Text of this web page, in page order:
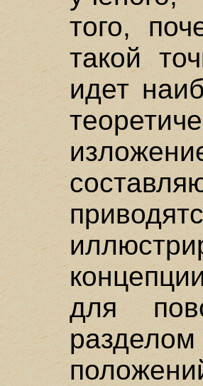
того,
такой
идет
для